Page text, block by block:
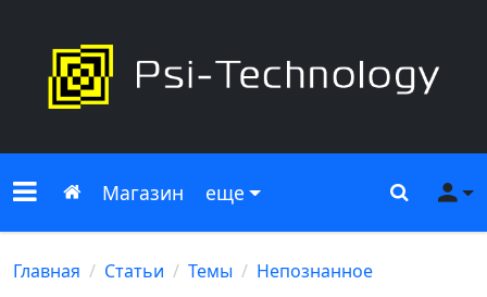
Меню сайта
Главная
Магазин еще Поиск
Главная Статьи Темы Непознанное